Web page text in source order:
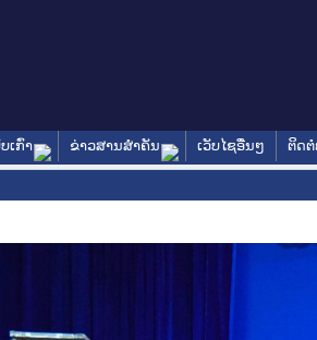
ເກົ່າ ຂ່າວສານສໍາຄັນ ເວັບໄຊອື່ນໆ ຕິດຕໍ່